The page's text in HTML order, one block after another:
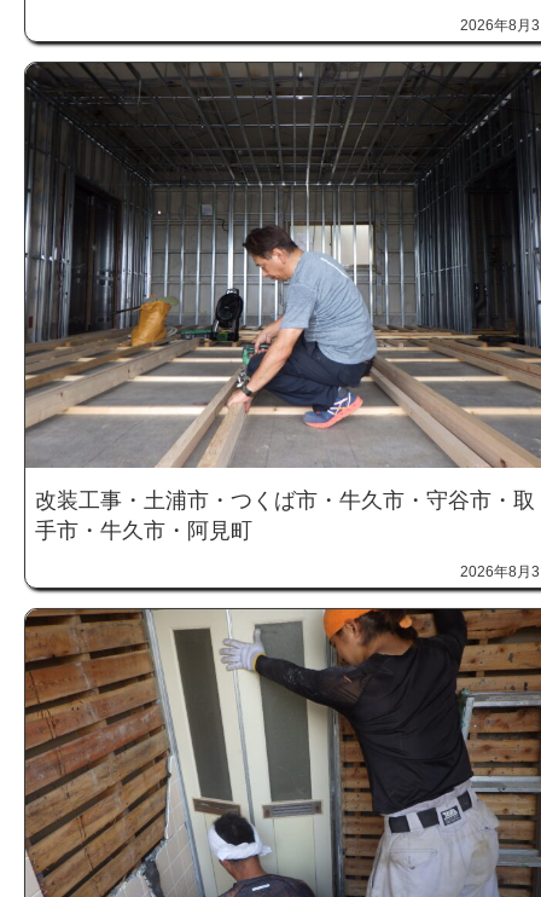
2026年8月
改装工事・土浦市・つくば市・牛久市・守谷市・取
手市・牛久市・阿見町
2026年8月